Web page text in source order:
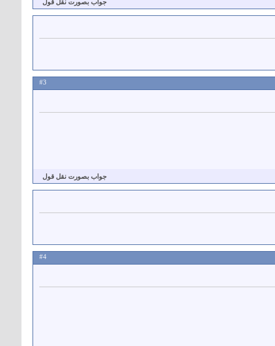
جواب بصورت نقل قول
#3
جواب بصورت نقل قول
#4